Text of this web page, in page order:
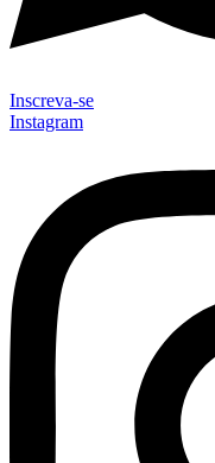
Inscreva-se
Instagram